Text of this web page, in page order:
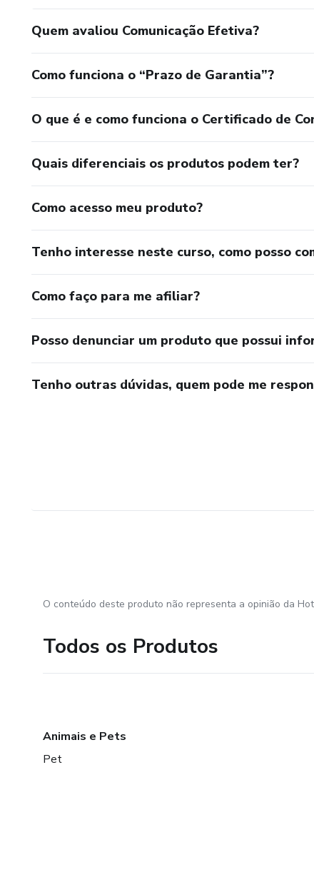
Quem avaliou Comunicação Efetiva?
Como funciona o “Prazo de Garantia”?
O que é e como funciona o Certificado de
Quais diferenciais os produtos podem ter?
Como acesso meu produto?
Tenho interesse neste curso, como posso
Como faço para me afiliar?
Posso denunciar um produto que possui
Tenho outras dúvidas, quem pode me
O conteúdo deste produto não representa a opinião da
Todos os Produtos
Animais e Pets
Pet